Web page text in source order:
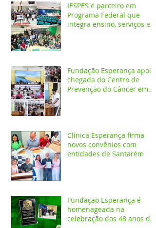
IESPES é parceiro em
Programa Federal que
integra ensino, serviços em
Fundação Esperança apoia
chegada do Centro de
Prevenção do Câncer em
Clínica Esperança firma
novos convênios com
entidades de Santarém
Fundação Esperança é
homenageada na
celebração dos 48 anos da